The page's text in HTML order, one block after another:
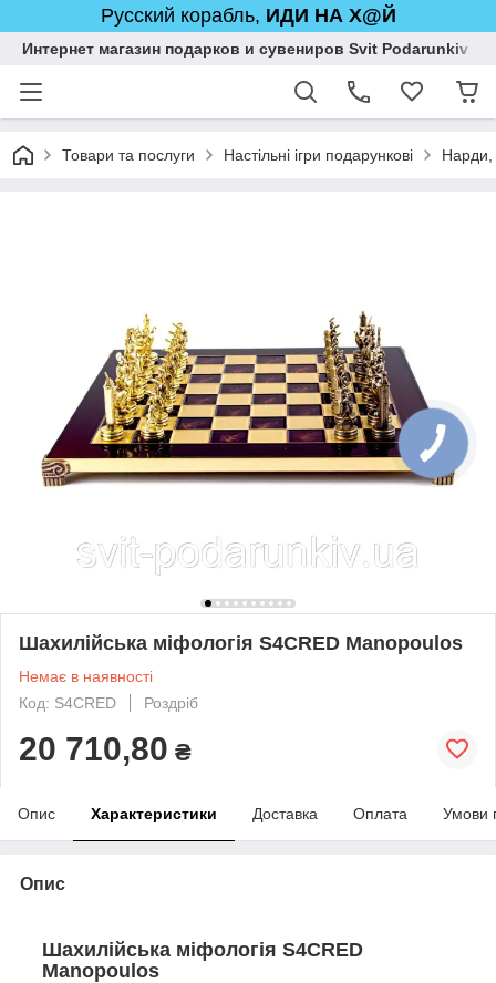
Русский корабль, ИДИ НА Х@Й
Интернет магазин подарков и сувениров Svit Podarunkiv
Товари та послуги Настільні ігри подарункові
Шахилійська міфологія S4CRED Manopoulos
Немає в наявності
Код: S4CRED
Роздріб
20 710,80 ₴
Опис Характеристики Доставка Оплата Умови
Опис
Шахилійська міфологія S4CRED
Manopoulos